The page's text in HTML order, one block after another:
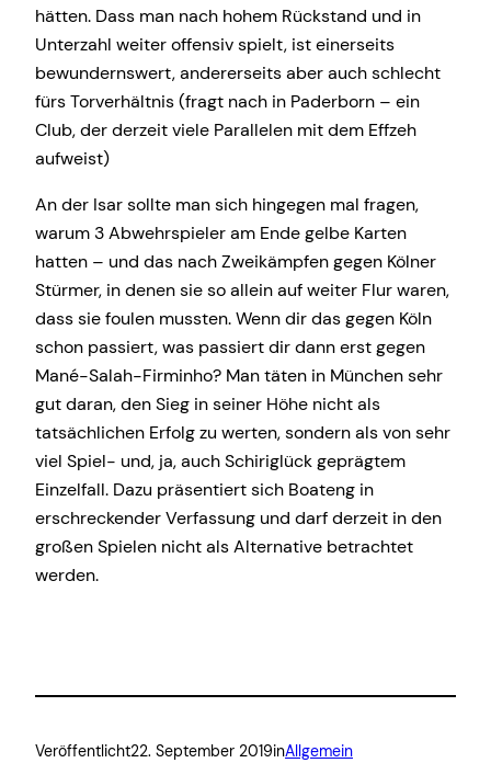
hätten. Dass man nach hohem Rückstand und in
Unterzahl weiter offensiv spielt, ist einerseits
bewundernswert, andererseits aber auch schlecht
fürs Torverhältnis (fragt nach in Paderborn – ein
Club, der derzeit viele Parallelen mit dem Effzeh
aufweist)
An der Isar sollte man sich hingegen mal fragen,
warum 3 Abwehrspieler am Ende gelbe Karten
hatten – und das nach Zweikämpfen gegen Kölner
Stürmer, in denen sie so allein auf weiter Flur waren,
dass sie foulen mussten. Wenn dir das gegen Köln
schon passiert, was passiert dir dann erst gegen
Mané-Salah-Firminho? Man täten in München sehr
gut daran, den Sieg in seiner Höhe nicht als
tatsächlichen Erfolg zu werten, sondern als von sehr
viel Spiel- und, ja, auch Schiriglück geprägtem
Einzelfall. Dazu präsentiert sich Boateng in
erschreckender Verfassung und darf derzeit in den
großen Spielen nicht als Alternative betrachtet
werden.
Veröffentlicht22. September 2019inAllgemein